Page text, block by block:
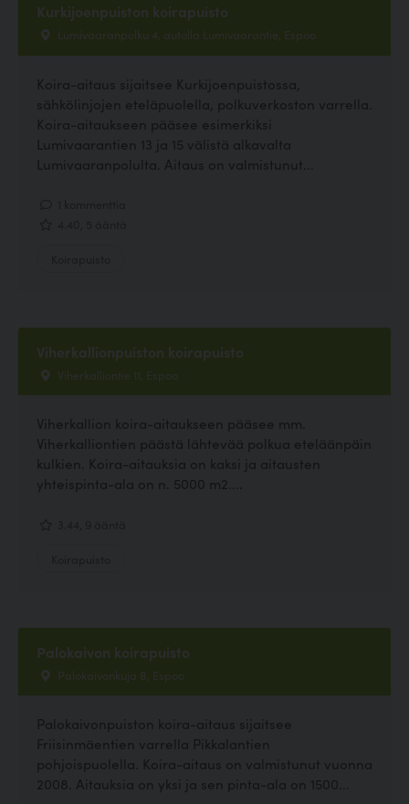
Kurkijoenpuiston koirapuisto
Lumivaaranpolku 4, autolla Lumivaarantie, Espoo
Koira-aitaus sijaitsee Kurkijoenpuistossa,
sähkölinjojen eteläpuolella, polkuverkoston varrella.
Koira-aitaukseen pääsee esimerkiksi
Lumivaarantien 13 ja 15 välistä alkavalta
Lumivaaranpolulta. Aitaus on valmistunut...
Viherkallionpuiston koirapuisto
Viherkalliontie 11, Espoo
Viherkallion koira-aitaukseen pääsee mm.
Viherkalliontien päästä lähtevää polkua eteläänpäin
kulkien. Koira-aitauksia on kaksi ja aitausten
yhteispinta-ala on n. 5000 m2....
Palokaivon koirapuisto
Palokaivonkuja 8, Espoo
Palokaivonpuiston koira-aitaus sijaitsee
Friisinmäentien varrella Pikkalantien
pohjoispuolella. Koira-aitaus on valmistunut vuonna
2008. Aitauksia on yksi ja sen pinta-ala on 1500...